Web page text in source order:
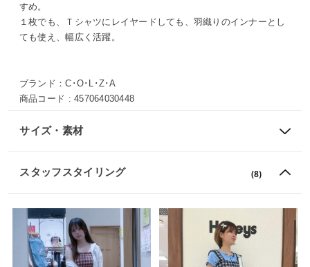
すめ。
１枚でも、Ｔシャツにレイヤードしても、羽織りのインナーとし
ても使え、幅広く活躍。
ブランド：C･O･L･Z･A
商品コード :457064030448
サイズ・素材
スタッフスタイリング (8)